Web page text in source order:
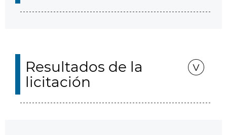
Resultados de la
licitación